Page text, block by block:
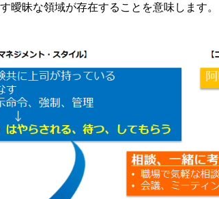
曖昧な領域が存在することを意味します